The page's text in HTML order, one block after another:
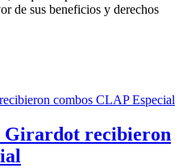
de sus beneficios y derechos
Girardot recibieron